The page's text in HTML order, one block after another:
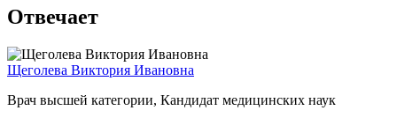
Отвечает
Щеголева Виктория Ивановна
Врач высшей категории, Кандидат медицинских наук